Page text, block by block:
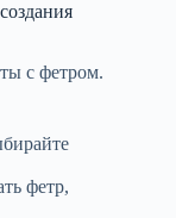
с фетром.
фетр,